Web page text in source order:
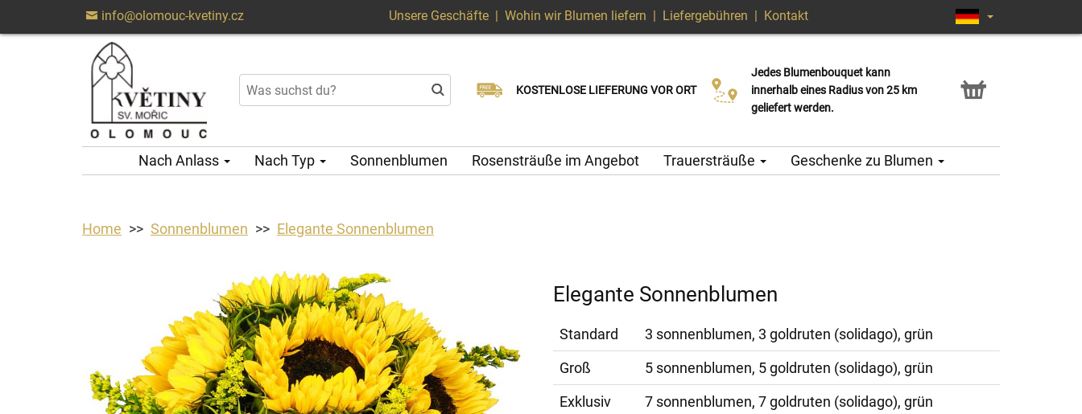
info@olomouc-kvetiny.cz Unsere Geschäfte | Wohin wir Blumen liefern | Liefergebühren | Kontakt
KOSTENLOSE LIEFERUNG VOR ORT
Lieferung am selben Tag möglich
Wählen Sie Ihr Lieferdatum
Jedes Blumenbouquet kann
innerhalb eines Radius von 25 km
geliefert werden.
Click & Collect Service
Nach Anlass Nach Typ Sonnenblumen Rosensträuße im Angebot Trauersträuße Geschenke zu Blumen
Home Sonnenblumen Elegante Sonnenblumen
Elegante Sonnenblumen
Standard
3 sonnenblumen, 3 goldruten (solidago), grün
Groß
5 sonnenblumen, 5 goldruten (solidago), grün
Exklusiv
7 sonnenblumen, 7 goldruten (solidago), grün